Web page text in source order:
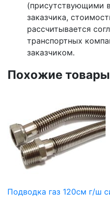
(присутствующими
заказчика,
рассчитывается
транспортных
заказчиком.
Похожие товары
Подводка газ 120см г/ш